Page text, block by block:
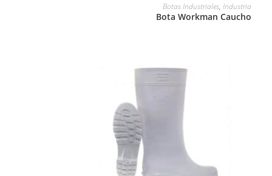
Botas Industriales,Industria
Bota Workman Caucho